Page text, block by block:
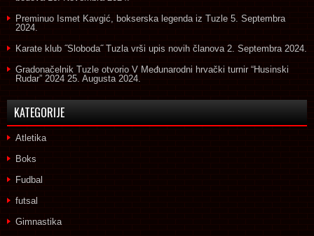
Preminuo Ismet Kavgić, bokserska legenda iz Tuzle 5. Septembra
2024.
Karate klub ˝Sloboda˝ Tuzla vrši upis novih članova 2. Septembra 2024.
Gradonačelnik Tuzle otvorio V Međunarodni hrvački turnir “Husinski
Rudar” 2024 25. Augusta 2024.
KATEGORIJE
Atletika
Boks
Fudbal
futsal
Gimnastika